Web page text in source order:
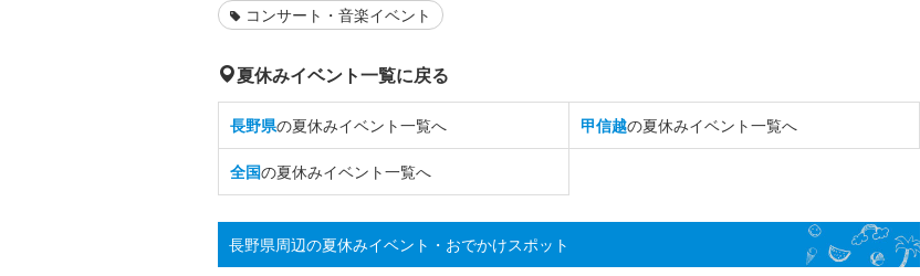
コンサート・音楽イベント
夏休みイベント一覧に戻る
長野県の夏休みイベント一覧へ 甲信越の夏休みイベント一覧へ
全国の夏休みイベント一覧へ
長野県周辺の夏休みイベント・おでかけスポット